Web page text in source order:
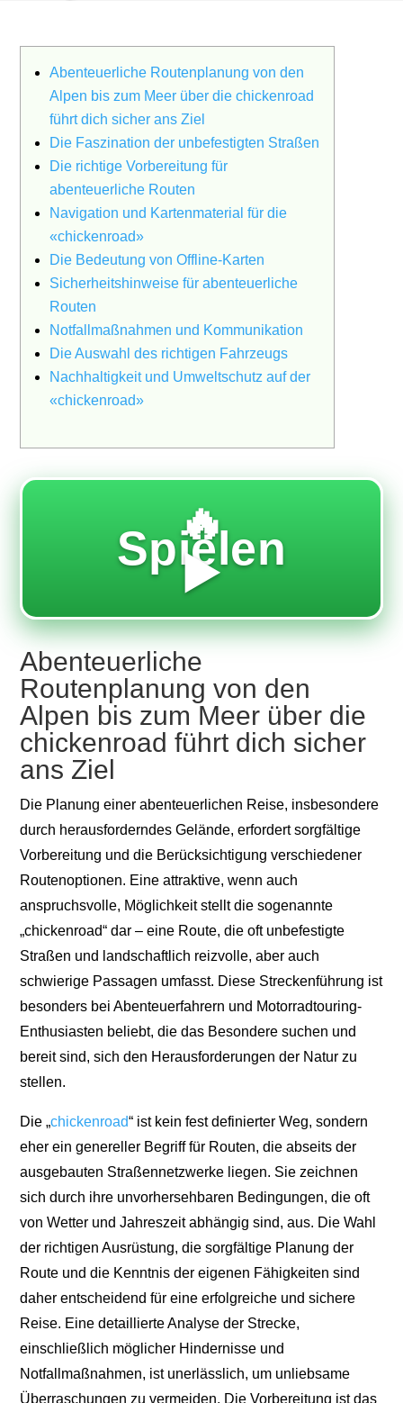
Abenteuerliche Routenplanung von den
Alpen bis zum Meer über die chickenroad
führt dich sicher ans Ziel
Die Faszination der unbefestigten Straßen
Die richtige Vorbereitung für
abenteuerliche Routen
Navigation und Kartenmaterial für die
«chickenroad»
Die Bedeutung von Offline-Karten
Sicherheitshinweise für abenteuerliche
Routen
Notfallmaßnahmen und Kommunikation
Die Auswahl des richtigen Fahrzeugs
Nachhaltigkeit und Umweltschutz auf der
«chickenroad»
🔥
Spielen
▶️
Abenteuerliche
Routenplanung von den
Alpen bis zum Meer über die
chickenroad führt dich sicher
ans Ziel
Die Planung einer abenteuerlichen Reise, insbesondere
durch herausforderndes Gelände, erfordert sorgfältige
Vorbereitung und die Berücksichtigung verschiedener
Routenoptionen. Eine attraktive, wenn auch
anspruchsvolle, Möglichkeit stellt die sogenannte
„chickenroad“ dar – eine Route, die oft unbefestigte
Straßen und landschaftlich reizvolle, aber auch
schwierige Passagen umfasst. Diese Streckenführung ist
besonders bei Abenteuerfahrern und Motorradtouring-
Enthusiasten beliebt, die das Besondere suchen und
bereit sind, sich den Herausforderungen der Natur zu
stellen.
Die „chickenroad“ ist kein fest definierter Weg, sondern
eher ein genereller Begriff für Routen, die abseits der
ausgebauten Straßennetzwerke liegen. Sie zeichnen
sich durch ihre unvorhersehbaren Bedingungen, die oft
von Wetter und Jahreszeit abhängig sind, aus. Die Wahl
der richtigen Ausrüstung, die sorgfältige Planung der
Route und die Kenntnis der eigenen Fähigkeiten sind
daher entscheidend für eine erfolgreiche und sichere
Reise. Eine detaillierte Analyse der Strecke,
einschließlich möglicher Hindernisse und
Notfallmaßnahmen, ist unerlässlich, um unliebsame
Überraschungen zu vermeiden. Die Vorbereitung ist das